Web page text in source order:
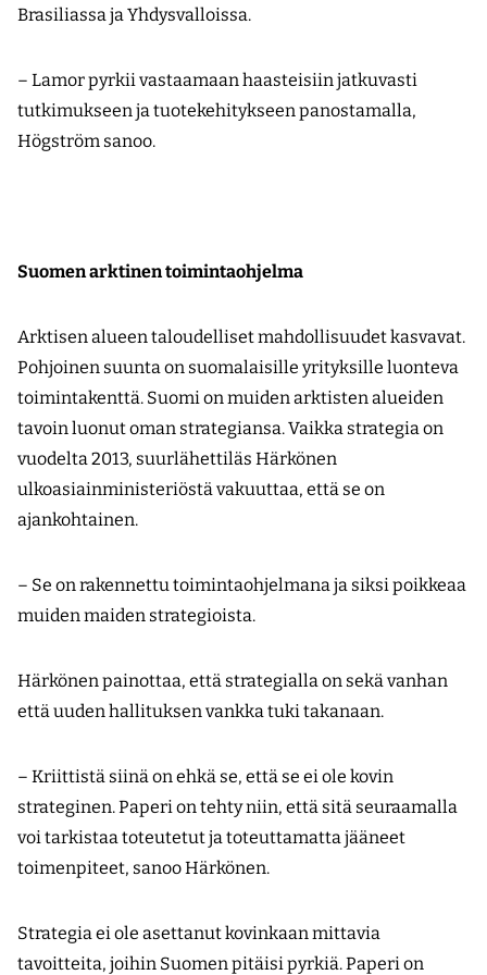
Brasiliassa ja Yhdysvalloissa.
– Lamor pyrkii vastaamaan haasteisiin jatkuvasti
tutkimukseen ja tuotekehitykseen panostamalla,
Högström sanoo.
Suomen arktinen toimintaohjelma
Arktisen alueen taloudelliset mahdollisuudet kasvavat.
Pohjoinen suunta on suomalaisille yrityksille luonteva
toimintakenttä. Suomi on muiden arktisten alueiden
tavoin luonut oman strategiansa. Vaikka strategia on
vuodelta 2013, suurlähettiläs Härkönen
ulkoasiainministeriöstä vakuuttaa, että se on
ajankohtainen.
– Se on rakennettu toimintaohjelmana ja siksi poikkeaa
muiden maiden strategioista.
Härkönen painottaa, että strategialla on sekä vanhan
että uuden hallituksen vankka tuki takanaan.
– Kriittistä siinä on ehkä se, että se ei ole kovin
strateginen. Paperi on tehty niin, että sitä seuraamalla
voi tarkistaa toteutetut ja toteuttamatta jääneet
toimenpiteet, sanoo Härkönen.
Strategia ei ole asettanut kovinkaan mittavia
tavoitteita, joihin Suomen pitäisi pyrkiä. Paperi on